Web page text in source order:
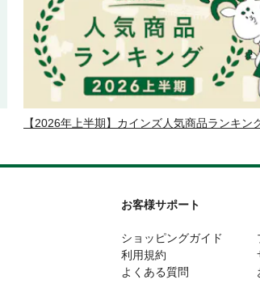
【2026年上半期】カインズ人気商品ランキン
お客様サポート
ショッピングガイド
利用規約
よくある質問